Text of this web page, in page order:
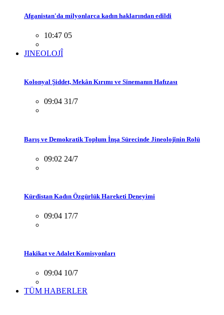
Afganistan'da milyonlarca kadın haklarından edildi
10:47 05
JINEOLOJÎ
Kolonyal Şiddet, Mekân Kırımı ve Sinemanın Hafızası
09:04 31/7
Barış ve Demokratik Toplum İnşa Sürecinde Jineolojînin Rolü
09:02 24/7
Kürdistan Kadın Özgürlük Hareketi Deneyimi
09:04 17/7
Hakikat ve Adalet Komisyonları
09:04 10/7
TÜM HABERLER